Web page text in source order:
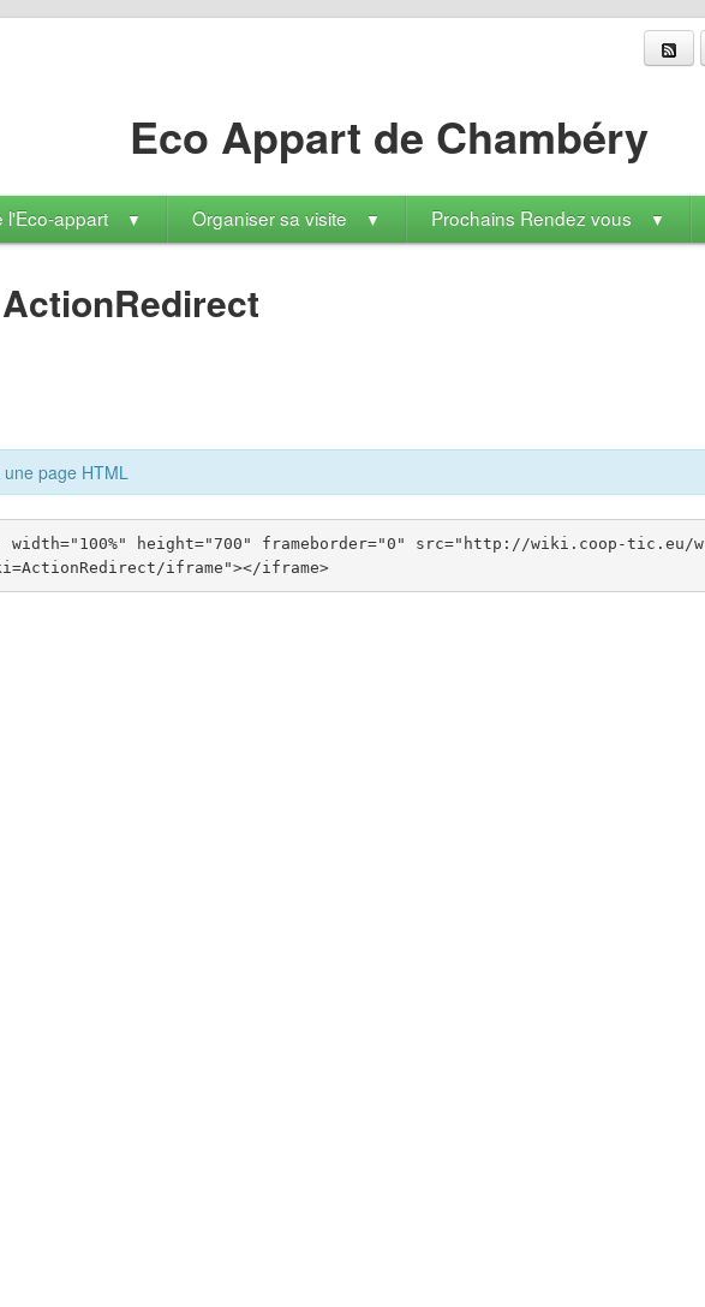
Eco Appart de Chambéry
l'Eco-appart ▼ Organiser sa visite ▼ Prochains Rendez vous ▼
page HTML
width="100%" height="700" frameborder="0" src="http://wiki.coop-tic.eu/w
ikis/EcoAppar73/wakka.php?wiki=ActionRedirect/iframe"></iframe>